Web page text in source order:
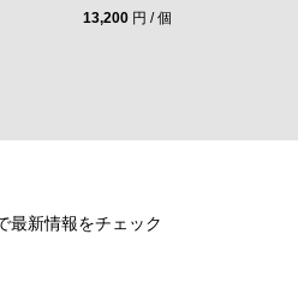
13,200 円 / 個
最新情報をチェック